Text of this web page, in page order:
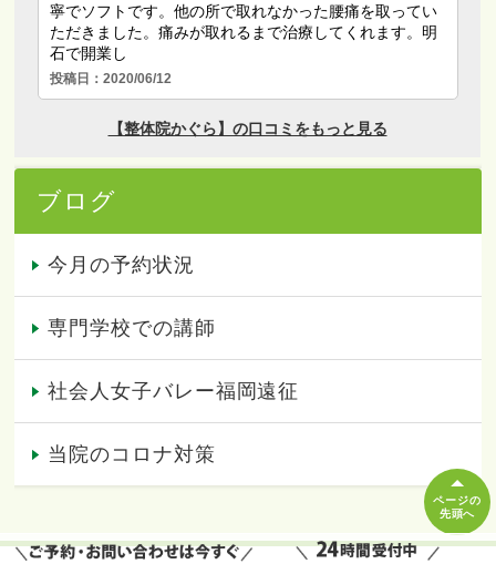
ブログ
今月の予約状況
専門学校での講師
社会人女子バレー福岡遠征
当院のコロナ対策
ページの
先頭へ